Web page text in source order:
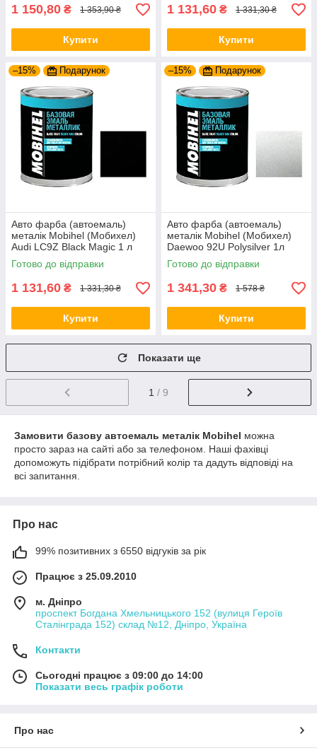
1 150,80 ₴ 1 353,90 ₴
Купити
1 131,60 ₴ 1 331,30 ₴
Купити
–15% Подарунок
Авто фарба (автоемаль)
металік Mobihel (Мобихел)
Audi LC9Z Black Magic 1 л
Готово до відправки
1 131,60 ₴ 1 331,30 ₴
Купити
–15% Подарунок
Авто фарба (автоемаль)
металік Mobihel (Мобихел)
Daewoo 92U Polysilver 1л
Готово до відправки
1 341,30 ₴ 1 578 ₴
Купити
Показати ще
1 / 9
Замовити базову автоемаль металік Mobihel можна
просто зараз на сайті або за телефоном. Наші фахівці
допоможуть підібрати потрібний колір та дадуть відповіді на
всі запитання.
Про нас
99% позитивних з 6550 відгуків за рік
Працює з 25.09.2010
м. Дніпро
проспект Богдана Хмельницького 152 (вулиця Героїв
Сталінграда 152) склад №12, Дніпро, Україна
Контакти
Сьогодні працює з 09:00 до 14:00
Показати весь графік роботи
Про нас